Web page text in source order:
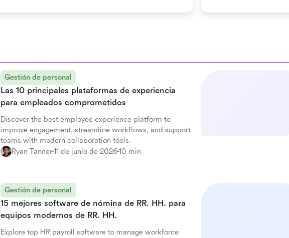
Gestión de personal
Las 10 principales plataformas de experiencia
para empleados comprometidos
Discover the best employee experience platform to
improve engagement, streamline workflows, and support
teams with modern collaboration tools.
Ryan Tanner11 de junio de 202610 min
Gestión de personal
15 mejores software de nómina de RR. HH. para
equipos modernos de RR. HH.
Explore top HR payroll software to manage workforce